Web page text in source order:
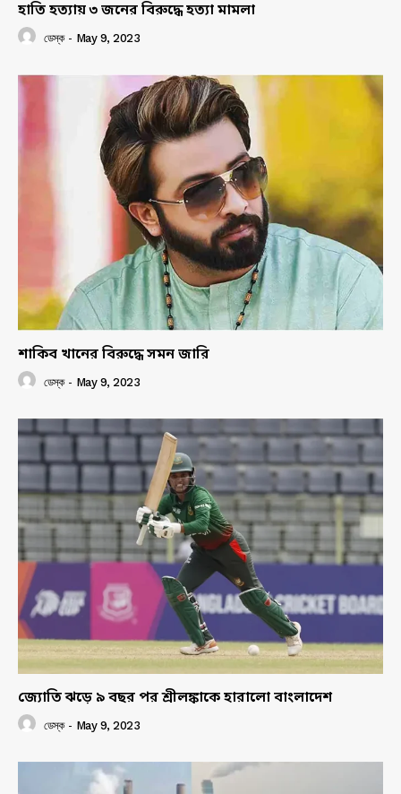
হাতি হত্যায় ৩ জনের বিরুদ্ধে হত্যা মামলা
ডেস্ক - May 9, 2023
শাকিব খানের বিরুদ্ধে সমন জারি
ডেস্ক - May 9, 2023
জ্যোতি ঝড়ে ৯ বছর পর শ্রীলঙ্কাকে হারালো বাংলাদেশ
ডেস্ক - May 9, 2023